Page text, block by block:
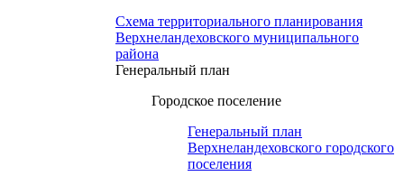
Схема территориального планирования
Верхнеландеховского муниципального
района
Генеральный план
Городское поселение
Генеральный план
Верхнеландеховского городского
поселения